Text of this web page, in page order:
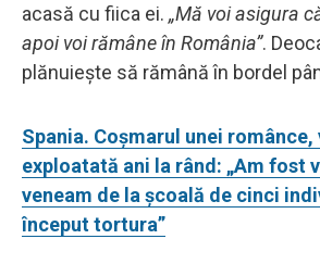
acasă cu fiica ei. „Mă voi asigura
apoi voi rămâne în România”.
plănuiește să rămână în bordel
Spania. Coșmarul unei românce,
exploatată ani la rând: „Am fost
veneam de la școală de cinci
început tortura”